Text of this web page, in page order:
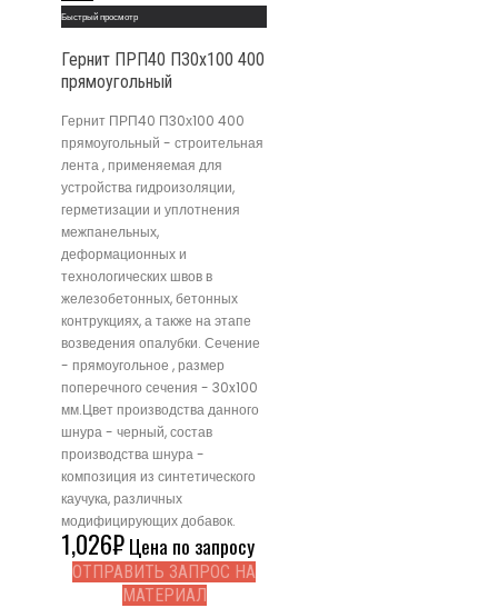
Быстрый просмотр
Гернит ПРП40 П30х100 400
прямоугольный
Гернит ПРП40 П30х100 400
прямоугольный - строительная
лента , применяемая для
устройства гидроизоляции,
герметизации и уплотнения
межпанельных,
деформационных и
технологических швов в
железобетонных, бетонных
контрукциях, а также на этапе
возведения опалубки. Сечение
- прямоугольное , размер
поперечного сечения - 30x100
мм.Цвет производства данного
шнура - черный, состав
производства шнура -
композиция из синтетического
каучука, различных
модифицирующих добавок.
1,026₽Цена по запросу
ОТПРАВИТЬ ЗАПРОС НА
МАТЕРИАЛ